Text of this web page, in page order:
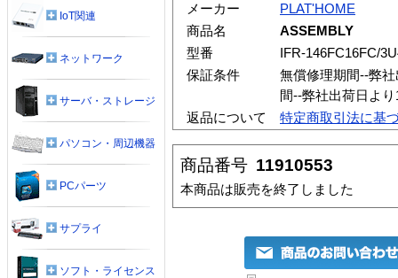
メーカー
PLAT'HOME
商品名
ASSEMBLY
型番
IFR-146FC16FC/
保証条件
無償修理期間--弊
間--弊社出荷日よ
返品について
特定商取引法に基
商品番号 11910553
本商品は販売を終了しました
IoT関連
ネットワーク
サーバ・ストレージ
パソコン・周辺機器
PCパーツ
サプライ
ソフト・ライセンス